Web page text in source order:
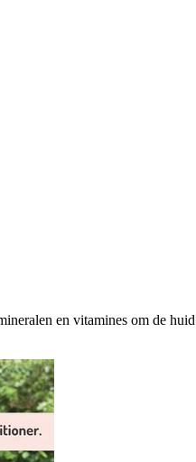
en vitamines om de